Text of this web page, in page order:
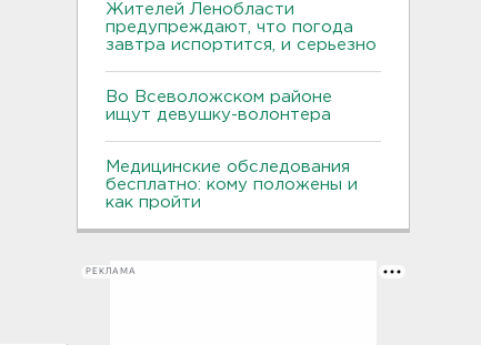
Жителей Ленобласти
предупреждают, что погода
завтра испортится, и серьезно
Во Всеволожском районе
ищут девушку-волонтера
Медицинские обследования
бесплатно: кому положены и
как пройти
РЕКЛАМА